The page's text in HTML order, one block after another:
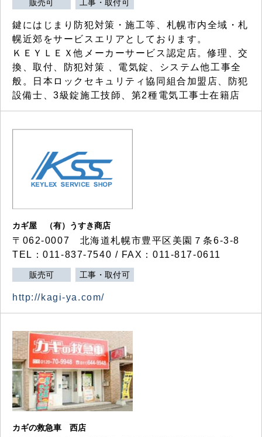
販売可 工事・取付可
鍵にはじまり防犯対策・施工等、札幌市内全域・札
幌近郊をサービスエリアとしております。
ＫＥＹＬＥＸ他メーカーサービス認定店。修理、交
換、取付、防犯対策 、電気錠、システム他工事全
般。日本ロックセキュリティ協同組合加盟店、防犯
設備士、3級錠施工技師、第2種電気工事士在籍店
カギ屋 （有）うすき商店
〒062-0007 北海道札幌市豊平区美園７条6-3-8
TEL：011-837-7540 / FAX：011-817-0611
販売可 工事・取付可
http://kagi-ya.com/
カギの救急車 西店